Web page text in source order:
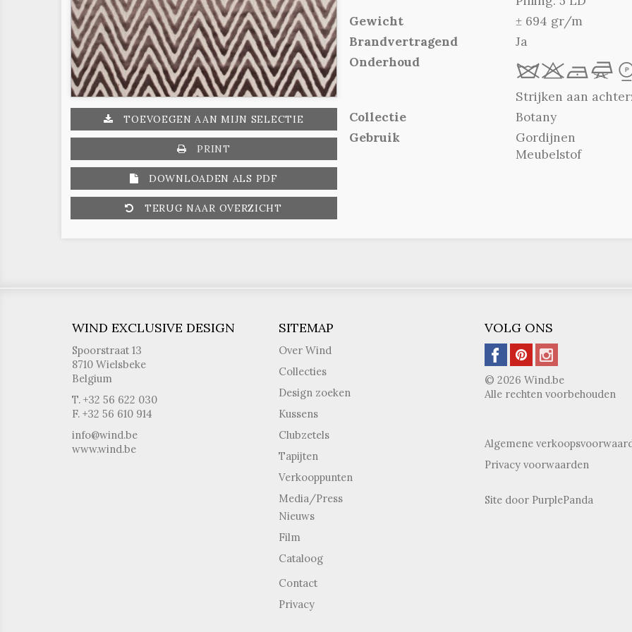
TOEVOEGEN AAN MIJN SELECTIE
PRINT
DOWNLOADEN ALS PDF
TERUG NAAR OVERZICHT
Gewicht
± 694 gr/m
Brandvertragend
Ja
Onderhoud
Rrbf
Strijken aan
Collectie
Botany
Gebruik
Gordijnen
Meubelstof
WIND EXCLUSIVE DESIGN
Spoorstraat 13
8710 Wielsbeke
Belgium
T. +32 56 622 030
F. +32 56 610 914
info@wind.be
www.wind.be
SITEMAP
Over Wind
Collecties
Design zoeken
Kussens
Clubzetels
Tapijten
Verkooppunten
Media/Press
Nieuws
Film
Cataloog
Contact
Privacy
VOLG ONS
© 2026 Wind.be
Alle rechten voorbehouden
Algemene
Privacy voorwaarden
Site door PurplePanda